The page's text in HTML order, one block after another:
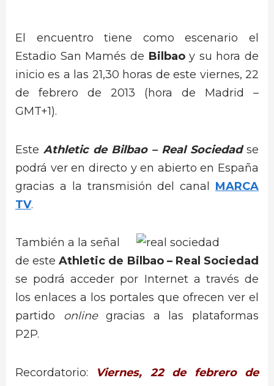
El encuentro tiene como escenario el
Estadio San Mamés de Bilbaoy su hora de
inicio es a las 21,30 horas de este viernes, 22
de febrero de 2013 (hora de Madrid –
GMT+1).
Este Athletic de Bilbao – Real Sociedad se
podrá ver en directo y en abierto en España
gracias a la transmisión del canal MARCA
TV.
También a la señal
de esteAthletic de Bilbao – Real Sociedad
se podrá acceder por Internet a través de
los enlaces a los portales que ofrecen ver el
partido onlinegracias a las plataformas
P2P.
Recordatorio:
Viernes, 22 de febrero de